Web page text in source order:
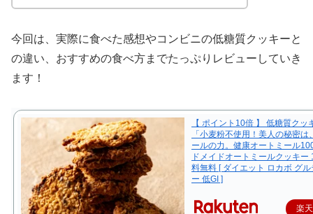
今回は、実際に食べた感想やコンビニの低糖質クッキーと
の違い、おすすめの食べ方までたっぷりレビューしていき
ます！
【 ポイント10倍 】 低糖質クッ
「小麦粉不使用！美人の秘密は
ールの力。健康オートミール
ドメイドオートミールクッキー
料無料 [ ダイエット ロカボ グ
ー 低GI ]
楽